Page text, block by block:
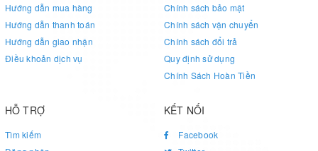
Hướng dẫn mua hàng
Hướng dẫn thanh toán
Hướng dẫn giao nhận
Điều khoản dịch vụ
Chính sách bảo mật
Chính sách vận chuyển
Chính sách đổi trả
Quy định sử dụng
Chính Sách Hoàn Tiền
HỖ TRỢ
Tìm kiếm
KẾT NỐI
Facebook